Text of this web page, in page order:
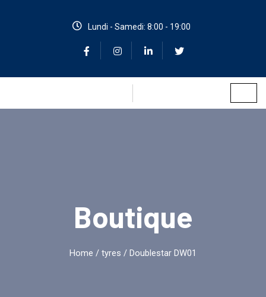
Lundi - Samedi: 8:00 - 19:00
Boutique
Home / tyres / Doublestar DW01